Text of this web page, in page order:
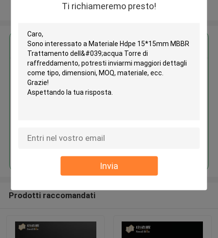
Ti richiameremo presto!
Invia
Osservi più
Ottieni il miglior prezzo per
Materiale Hdpe 15*15mm MBBR
raffreddamento
Prodotti raccomandati